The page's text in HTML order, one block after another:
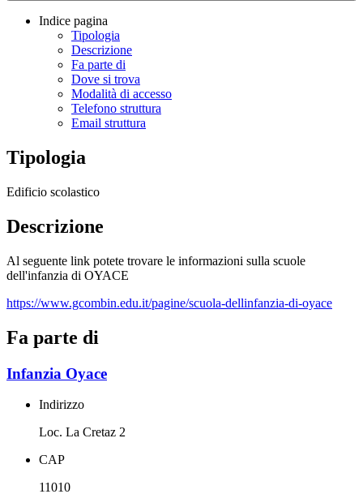
Indice pagina
Tipologia
Descrizione
Fa parte di
Dove si trova
Modalità di accesso
Telefono struttura
Email struttura
Tipologia
Edificio scolastico
Descrizione
Al seguente link potete trovare le informazioni sulla scuole
dell'infanzia di OYACE
https://www.gcombin.edu.it/pagine/scuola-dellinfanzia-di-oyace
Fa parte di
Infanzia Oyace
Indirizzo
Loc. La Cretaz 2
CAP
11010